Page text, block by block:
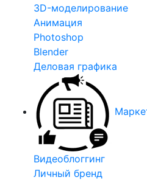
3D-моделирование
Анимация
Photoshop
Blender
Деловая графика
Видеоблоггинг
Личный бренд